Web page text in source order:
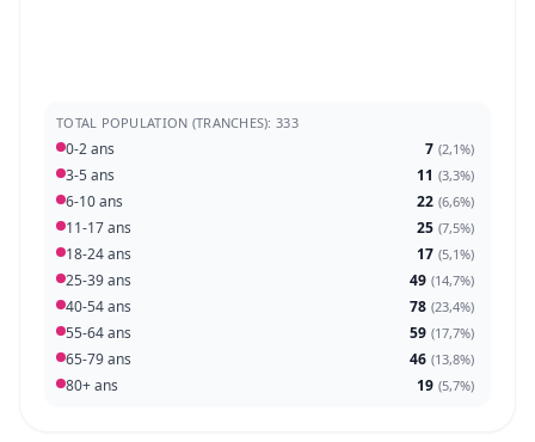
TOTAL POPULATION (TRANCHES): 333
0-2 ans 7 (2,1%)
3-5 ans 11 (3,3%)
6-10 ans 22 (6,6%)
11-17 ans 25 (7,5%)
18-24 ans 17 (5,1%)
25-39 ans 49 (14,7%)
40-54 ans 78 (23,4%)
55-64 ans 59 (17,7%)
65-79 ans 46 (13,8%)
80+ ans 19 (5,7%)